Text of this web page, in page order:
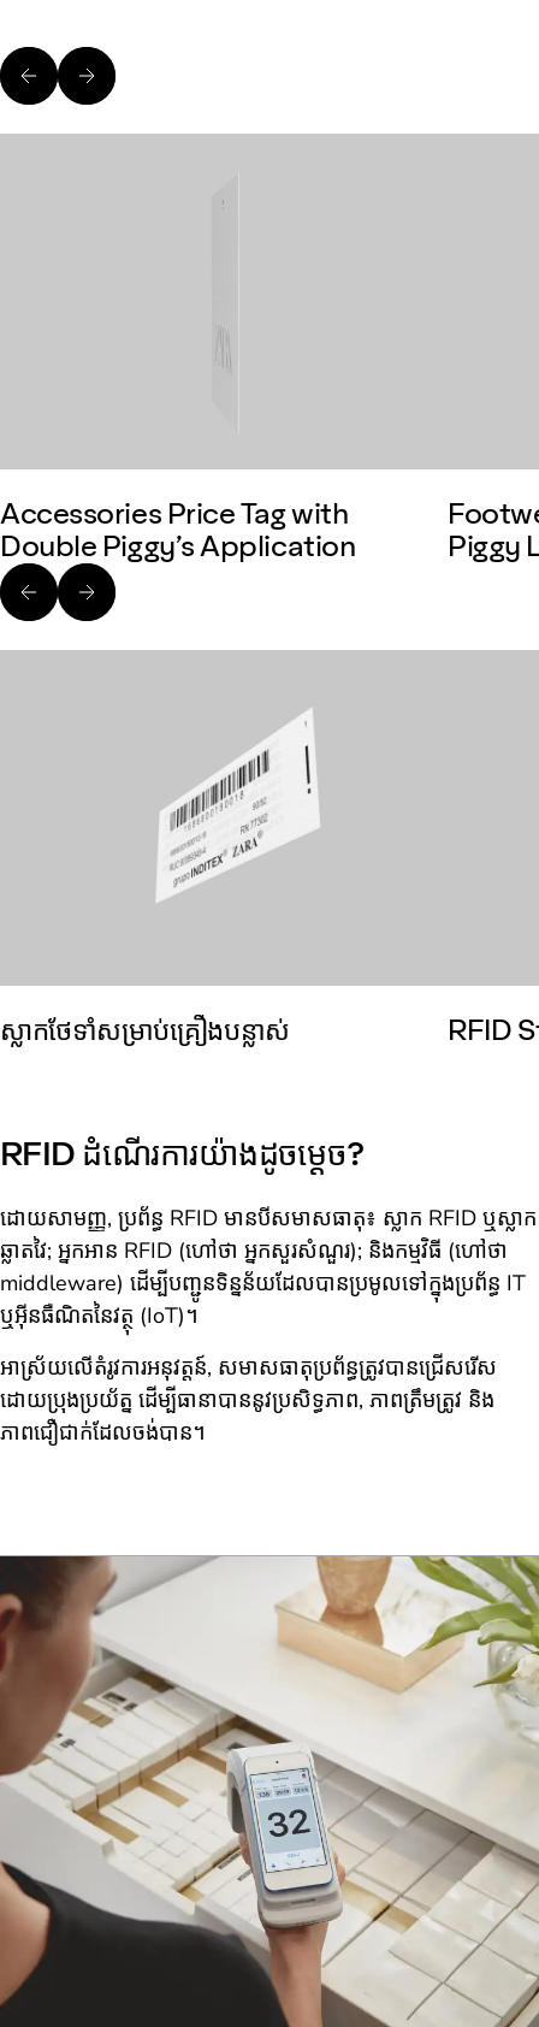
Accessories Price Tag with
Double Piggy’s Application
Piggy
ស្លាកថែទាំសម្រាប់គ្រឿងបន្លាស់ RFID
RFID ដំណើរការយ៉ាងដូចម្តេច?
ដោយសាមញ្ញ, ប្រព័ន្ធ RFID មានបីសមាសធាតុ៖ ស្លាក RFID ឬស្លាក
ឆ្លាតវៃ; អ្នកអាន RFID (ហៅថា អ្នកសួរសំណួរ); និងកម្មវិធី (ហៅថា
middleware) ដើម្បីបញ្ជូនទិន្នន័យដែលបានប្រមូលទៅក្នុងប្រព័ន្ធ IT
ឬអ៊ីនធឺណិតនៃវត្ថុ (IoT)។
អាស្រ័យលើតំរូវការអនុវត្តន៍, សមាសធាតុប្រព័ន្ធត្រូវបានជ្រើសរើស
ដោយប្រុងប្រយ័ត្ន ដើម្បីធានាបាននូវប្រសិទ្ធភាព, ភាពត្រឹមត្រូវ និង
ភាពជឿជាក់ដែលចង់បាន។